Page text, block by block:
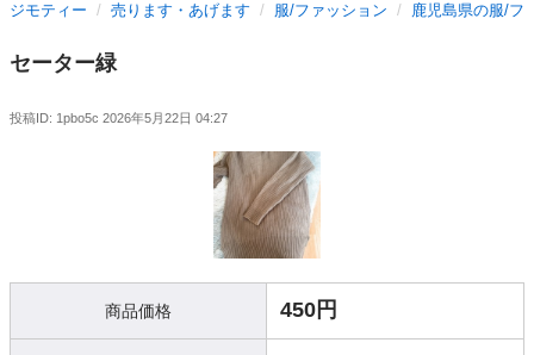
ジモティー 売ります・あげます 服/ファッション 鹿児島県の服/フ
セーター緑
投稿ID: 1pbo5c 2026年5月22日 04:27
商品価格 450円